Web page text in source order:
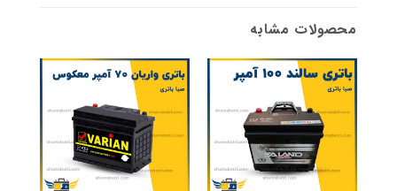
محصولات مشابه